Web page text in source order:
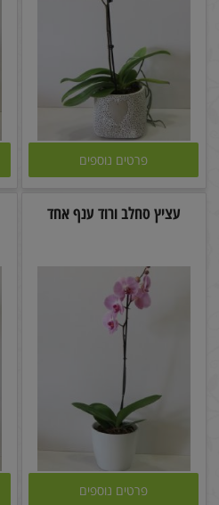
פרטים נוספים
עציץ סחלב ורוד ענף אחד
פרטים נוספים